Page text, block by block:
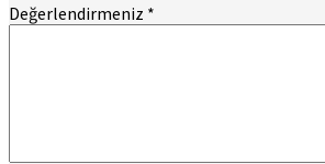
Değerlendirmeniz *